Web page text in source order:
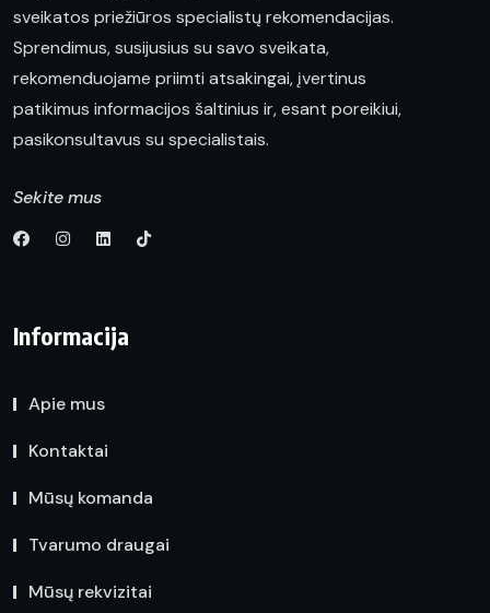
sveikatos priežiūros specialistų rekomendacijas.
Sprendimus, susijusius su savo sveikata,
rekomenduojame priimti atsakingai, įvertinus
patikimus informacijos šaltinius ir, esant poreikiui,
pasikonsultavus su specialistais.
Sekite mus
Informacija
Apie mus
Kontaktai
Mūsų komanda
Tvarumo draugai
Mūsų rekvizitai